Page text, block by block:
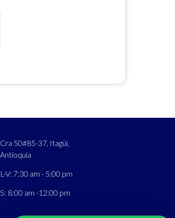
Cra 50#85-37, Itagüí,
Antioquia
L-V: 7:30 am - 5:00 pm
S: 8:00 am -12:00 pm